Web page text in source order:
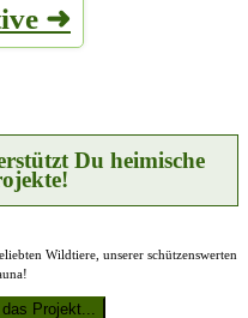
auf
der
mehrere
Varianten
der
Produktseite
gewählt
werden
➜
Du heimische
Wildtiere, unserer schützenswerten